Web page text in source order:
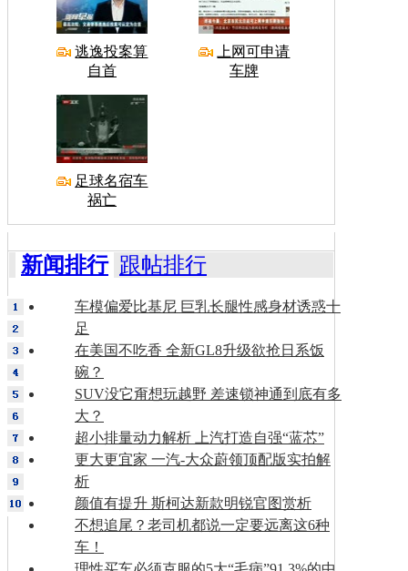
逃逸投案算
自首
上网可申请
车牌
足球名宿车
祸亡
新闻排行 跟帖排行
车模偏爱比基尼 巨乳长腿性感身材诱惑十
足
在美国不吃香 全新GL8升级欲抢日系饭
碗？
SUV没它甭想玩越野 差速锁神通到底有多
大？
超小排量动力解析 上汽打造自强“蓝芯”
更大更宜家 一汽-大众蔚领顶配版实拍解
析
颜值有提升 斯柯达新款明锐官图赏析
不想追尾？老司机都说一定要远离这6种
车！